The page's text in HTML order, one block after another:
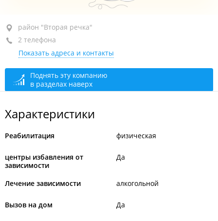
район "Вторая речка", ул. Кирова, 95
+7 (423) 291-76-17
+7 (423) 267-20-07
круглосуточно
район "Вторая речка"
2 телефона
Показать адреса и контакты
Поднять эту компанию
в разделах наверх
Характеристики
Реабилитация физическая
центры избавления от
зависимости
Да
Лечение зависимости алкогольной
Вызов на дом Да